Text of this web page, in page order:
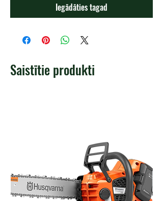
Iegādāties tagad
Saistītie produkti